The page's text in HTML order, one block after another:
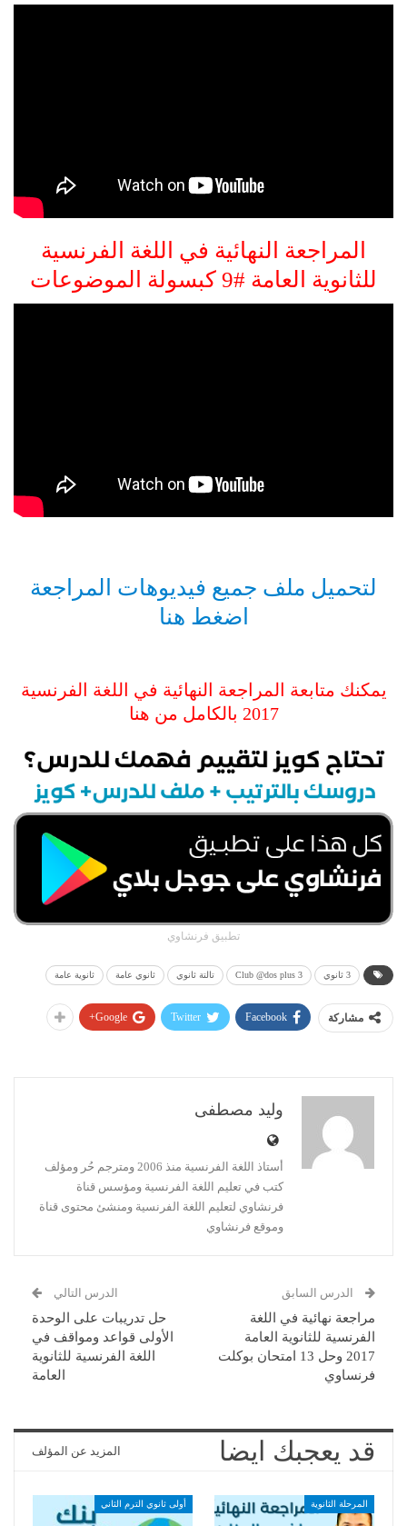
المراجعة النهائية في اللغة الفرنسية
للثانوية العامة #9 كبسولة الموضوعات
لتحميل ملف جميع فيديوهات المراجعة
اضغط هنا
يمكنك متابعة المراجعة النهائية في اللغة الفرنسية
2017 بالكامل من هنا
تطبيق فرنشاوي
3 ثانوي Club @dos plus 3 تالتة ثانوي ثانوي عامة ثانوية عامة
مشاركة Facebook
Twitter
Google+
وليد مصطفى
أستاذ اللغة الفرنسية منذ 2006 ومترجم حُر ومؤلف
كتب في تعليم اللغة الفرنسية ومؤسس قناة
فرنشاوي لتعليم اللغة الفرنسية ومنشئ محتوى قناة
وموقع فرنشاوي
الدرس السابق
مراجعة نهائية في اللغة
الفرنسية للثانوية العامة
2017 وحل 13 امتحان بوكلت
فرنساوي
الدرس التالي
حل تدريبات على الوحدة
الأولى قواعد ومواقف في
اللغة الفرنسية للثانوية
العامة
قد يعجبك ايضا المزيد عن المؤلف
المرحلة الثانوية أولى ثانوي الترم الثاني